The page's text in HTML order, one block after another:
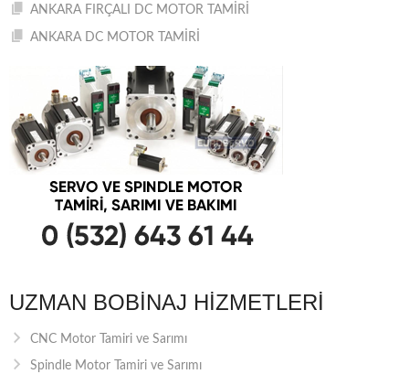
ANKARA FIRÇALI DC MOTOR TAMİRİ
ANKARA DC MOTOR TAMİRİ
UZMAN BOBINAJ HIZMETLERI
CNC Motor Tamiri ve Sarımı
Spindle Motor Tamiri ve Sarımı